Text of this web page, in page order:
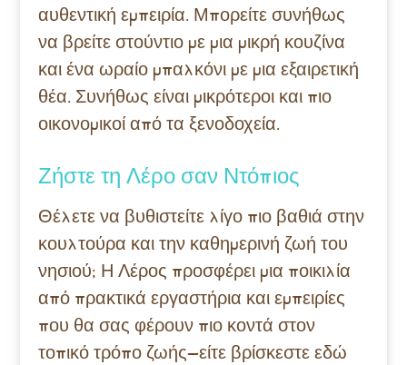
αυθεντική εμπειρία. Μπορείτε συνήθως
να βρείτε στούντιο με μια μικρή κουζίνα
και ένα ωραίο μπαλκόνι με μια εξαιρετική
θέα. Συνήθως είναι μικρότεροι και πιο
οικονομικοί από τα ξενοδοχεία.
Ζήστε τη Λέρο σαν Ντόπιος
Θέλετε να βυθιστείτε λίγο πιο βαθιά στην
κουλτούρα και την καθημερινή ζωή του
νησιού; Η Λέρος προσφέρει μια ποικιλία
από πρακτικά εργαστήρια και εμπειρίες
που θα σας φέρουν πιο κοντά στον
τοπικό τρόπο ζωής—είτε βρίσκεστε εδώ